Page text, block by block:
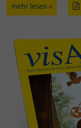
mehr lesen »